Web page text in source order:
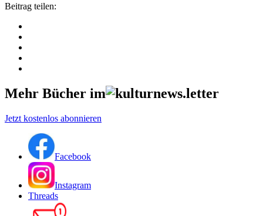
Beitrag teilen:
Mehr Bücher im
Jetzt kostenlos abonnieren
Facebook
Instagram
Threads